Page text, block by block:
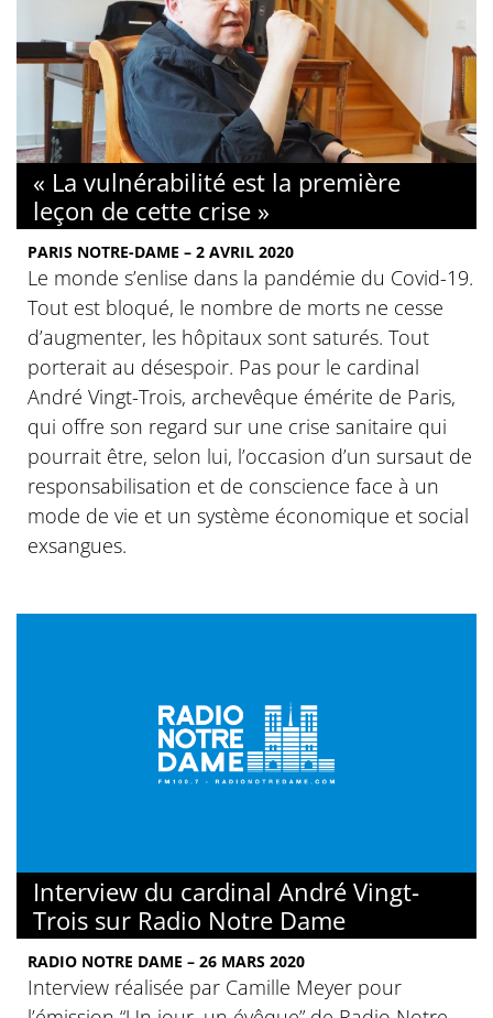
« La vulnérabilité est la première
leçon de cette crise »
PARIS NOTRE-DAME – 2 AVRIL 2020
Le monde s’enlise dans la pandémie du Covid-19.
Tout est bloqué, le nombre de morts ne cesse
d’augmenter, les hôpitaux sont saturés. Tout
porterait au désespoir. Pas pour le cardinal
André Vingt-Trois, archevêque émérite de Paris,
qui offre son regard sur une crise sanitaire qui
pourrait être, selon lui, l’occasion d’un sursaut de
responsabilisation et de conscience face à un
mode de vie et un système économique et social
exsangues.
Interview du cardinal André Vingt-
Trois sur Radio Notre Dame
RADIO NOTRE DAME – 26 MARS 2020
Interview réalisée par Camille Meyer pour